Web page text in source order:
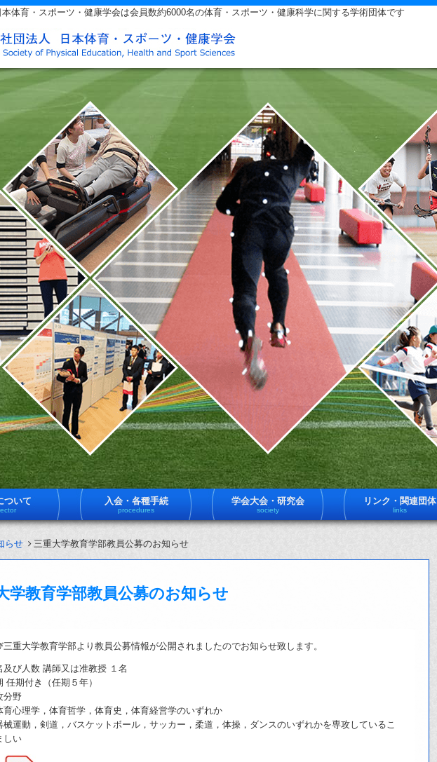
体育・スポーツ・健康学会は会員数約6000名の体育・スポーツ・健康科学に関する学術団体です
ついて 入会・各種手続
procedures
学会大会・研究会
society
リンク・関連団体
links
らせ 三重大学教育学部教員公募のお知らせ
学教育学部教員公募のお知らせ
三重大学教育学部より教員公募情報が公開されましたのでお知らせ致します。
及び人数 講師又は准教授 １名
任期付き（任期５年）
分野
育心理学，体育哲学，体育史，体育経営学のいずれか
械運動，剣道，バスケットボール，サッカー，柔道，体操，ダンスのいずれかを専攻しているこ
しい